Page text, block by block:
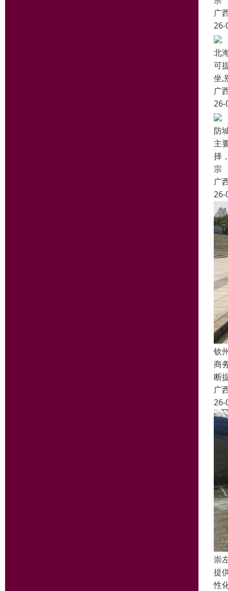
广
26-
北
可
坐,
广
26-
防
主
择
宗
广
26-
钦
商
断
广
26-
崇
提
性